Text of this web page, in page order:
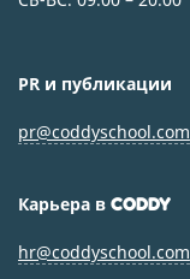
PR и публикации
pr@coddyschool.com
Карьера в CODDY
hr@coddyschool.com